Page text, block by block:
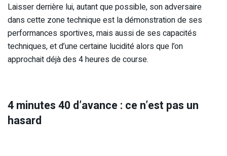
Laisser derrière lui, autant que possible, son adversaire
dans cette zone technique est la démonstration de ses
performances sportives, mais aussi de ses capacités
techniques, et d’une certaine lucidité alors que l’on
approchait déjà des 4 heures de course.
4 minutes 40 d’avance : ce n’est pas un
hasard